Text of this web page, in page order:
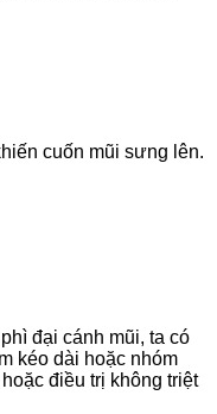
cuốn mũi sưng lên.
đại cánh mũi, ta có
kéo dài hoặc nhóm
điều trị không triệt